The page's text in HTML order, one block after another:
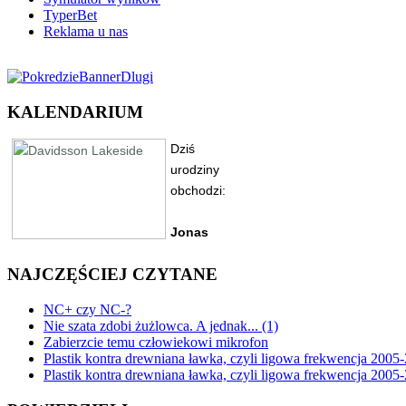
TyperBet
Reklama u nas
KALENDARIUM
NAJCZĘŚCIEJ CZYTANE
NC+ czy NC-?
Nie szata zdobi żużlowca. A jednak... (1)
Zabierzcie temu człowiekowi mikrofon
Plastik kontra drewniana ławka, czyli ligowa frekwencja
Plastik kontra drewniana ławka, czyli ligowa frekwencja